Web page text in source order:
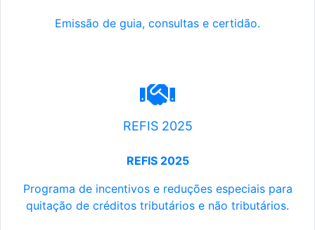
Emissão de guia, consultas e certidão.
REFIS 2025
REFIS 2025
Programa de incentivos e reduções especiais para
quitação de créditos tributários e não tributários.